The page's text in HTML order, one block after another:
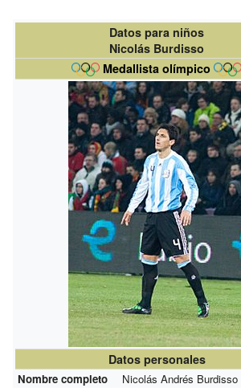
Datos para niños
Nicolás Burdisso
Medallista olímpico
Datos personales
Nombre completo
Nicolás Andrés Burdisso